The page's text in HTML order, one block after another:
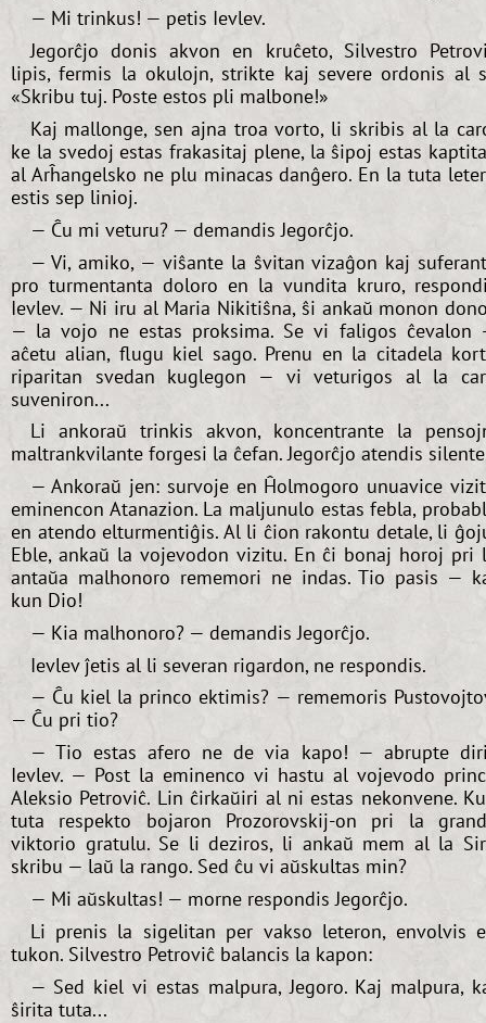
— Mi trinkus! — petis Ievlev.
Jegorĉjo donis akvon en kruĉeto, Silvestro
lipis, fermis la okulojn, strikte kaj severe ordonis al
«Skribu tuj. Poste estos pli malbone!»
Kaj mallonge, sen ajna troa vorto, li skribis al la
ke la svedoj estas frakasitaj plene, la ŝipoj estas
al Arĥangelsko ne plu minacas danĝero. En la tuta
estis sep linioj.
— Ĉu mi veturu? — demandis Jegorĉjo.
— Vi, amiko, — viŝante la ŝvitan vizaĝon kaj
pro turmentanta doloro en la vundita kruro,
Ievlev. — Ni iru al Maria Nikitiŝna, ŝi ankaŭ monon
— la vojo ne estas proksima. Se vi faligos ĉevalon
aĉetu alian, flugu kiel sago. Prenu en la citadela
riparitan svedan kuglegon — vi veturigos al la
suveniron...
Li ankoraŭ trinkis akvon, koncentrante la
maltrankvilante forgesi la ĉefan. Jegorĉjo atendis
— Ankoraŭ jen: survoje en Ĥolmogoro unuavice
eminencon Atanazion. La maljunulo estas febla,
en atendo elturmentiĝis. Al li ĉion rakontu detale, li
Eble, ankaŭ la vojevodon vizitu. En ĉi bonaj horoj pri
antaŭa malhonoro rememori ne indas. Tio pasis —
kun Dio!
— Kia malhonoro? — demandis Jegorĉjo.
Ievlev ĵetis al li severan rigardon, ne respondis.
— Ĉu kiel la princo ektimis? — rememoris
— Ĉu pri tio?
— Tio estas afero ne de via kapo! — abrupte
Ievlev. — Post la eminenco vi hastu al vojevodo
Aleksio Petroviĉ. Lin ĉirkaŭiri al ni estas nekonvene.
tuta respekto bojaron Prozorovskij-on pri la
viktorio gratulu. Se li deziros, li ankaŭ mem al la
skribu — laŭ la rango. Sed ĉu vi aŭskultas min?
— Mi aŭskultas! — morne respondis Jegorĉjo.
Li prenis la sigelitan per vakso leteron, envolvis
tukon. Silvestro Petroviĉ balancis la kapon:
— Sed kiel vi estas malpura, Jegoro. Kaj malpura,
ŝirita tuta...